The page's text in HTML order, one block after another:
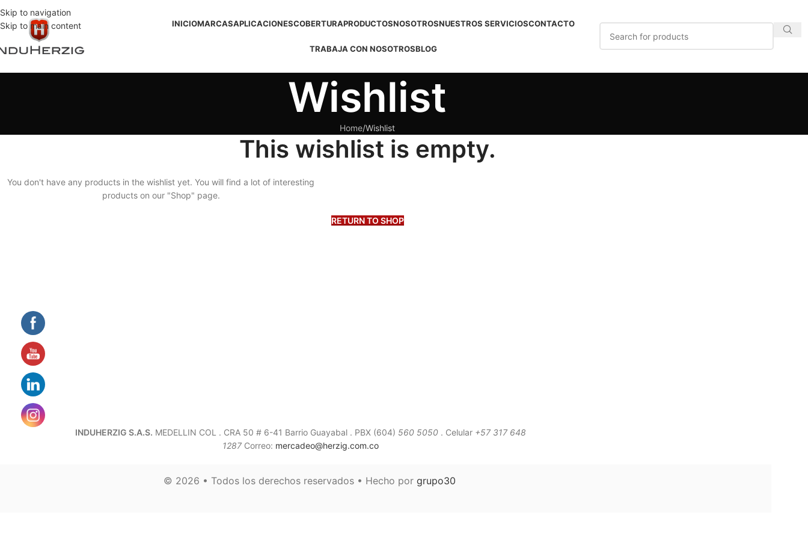
Skip to navigation
Skip to main content
INICIOMARCASAPLICACIONESCOBERTURAPRODUCTOSNOSOTROSNUESTROS SERVICIOSCONTACTO
TRABAJA CON NOSOTROSBLOG
Wishlist
Home Wishlist
This wishlist is empty.
You don't have any products in the wishlist yet. You will find a lot of interesting
products on our "Shop" page.
RETURN TO SHOP
INDUHERZIG S.A.S. MEDELLIN COL . CRA 50 # 6-41 Barrio Guayabal . PBX (604) 560 5050 . Celular +57 317 648
1287 Correo: mercadeo@herzig.com.co
© 2026 • Todos los derechos reservados • Hecho por grupo30